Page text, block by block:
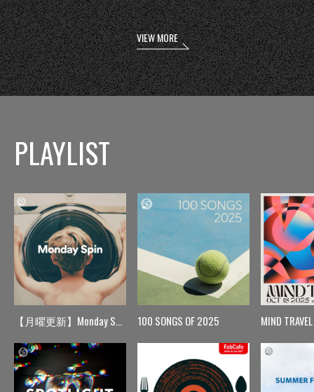
VIEW MORE
PLAYLIST
【月曜更新】Monday Spin 100 SONGS OF 2025 MIND TRAVEL